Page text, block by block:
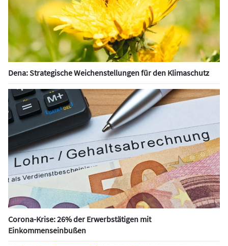
Dena: Strategische Weichenstellungen für den Klimaschutz
Corona-Krise: 26% der Erwerbstätigen mit
Einkommenseinbußen